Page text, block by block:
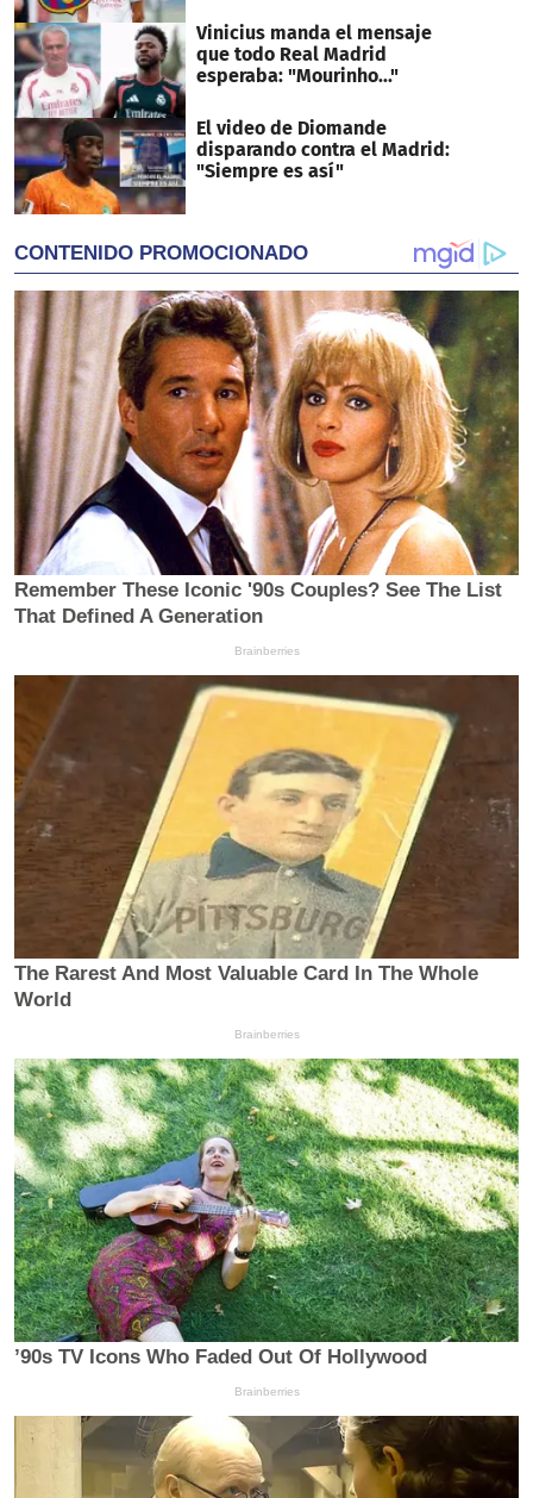
Vinicius manda el mensaje
que todo Real Madrid
esperaba: "Mourinho..."
El video de Diomande
disparando contra el Madrid:
"Siempre es así"